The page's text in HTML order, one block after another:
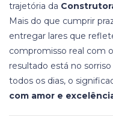
trajetória da
Mais do que cumprir
entregar lares que
compromisso real com
resultado está no
todos os dias, o
com amor e